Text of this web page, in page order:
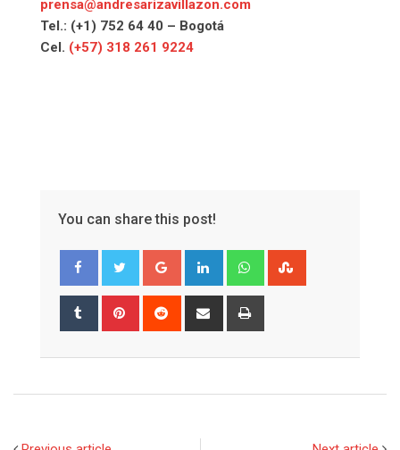
prensa@andresarizavillazon.com
Tel.: (+1) 752 64 40 – Bogotá
Cel. (+57) 318 261 9224
You can share this post!
Google+ LinkedIn Whatsapp
Tumblr Pinterest Reddit
Share